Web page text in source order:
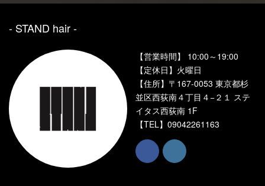
- STAND hair ‐
【営業時間】 10:00～19:00
【定休日】火曜日
【住所】〒167-0053 東京都杉
並区西荻南４丁目４−２１ ステ
イタス西荻南 1F
【TEL】 09042261163